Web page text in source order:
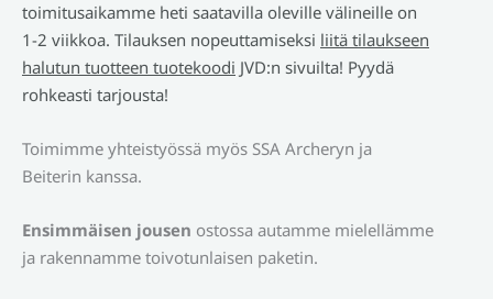
toimitusaikamme heti saatavilla oleville välineille on
1-2 viikkoa. Tilauksen nopeuttamiseksi liitä tilaukseen
halutun tuotteen tuotekoodi JVD:n sivuilta! Pyydä
rohkeasti tarjousta!
Toimimme yhteistyössä myös SSA Archeryn ja
Beiterin kanssa.
Ensimmäisen jousen ostossa autamme mielellämme
ja rakennamme toivotunlaisen paketin.